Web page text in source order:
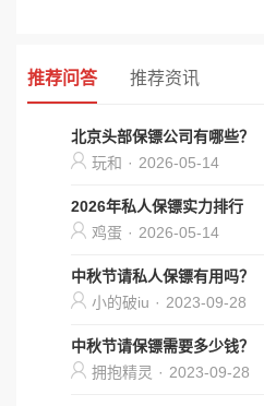
推荐问答 推荐资讯
北京头部保镖公司有哪些？
玩和 · 2026-05-14
2026年私人保镖实力排行
鸡蛋 · 2026-05-14
中秋节请私人保镖有用吗？
小的破iu · 2023-09-28
中秋节请保镖需要多少钱？
拥抱精灵 · 2023-09-28